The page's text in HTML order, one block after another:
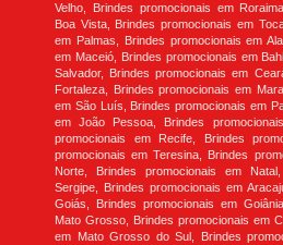
Velho, Brindes promocionais em
Boa Vista, Brindes promocionais em
em Palmas, Brindes promocionais em
em Maceió, Brindes promocionais em
Salvador, Brindes promocionais em
Fortaleza, Brindes promocionais em
em São Luís, Brindes promocionais em
em João Pessoa, Brindes
promocionais em Recife, Brindes
promocionais em Teresina, Brindes
Norte, Brindes promocionais em
Sergipe, Brindes promocionais em
Goiás, Brindes promocionais em
Mato Grosso, Brindes promocionais em
em Mato Grosso do Sul, Brindes